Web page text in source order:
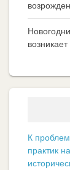
К
практик